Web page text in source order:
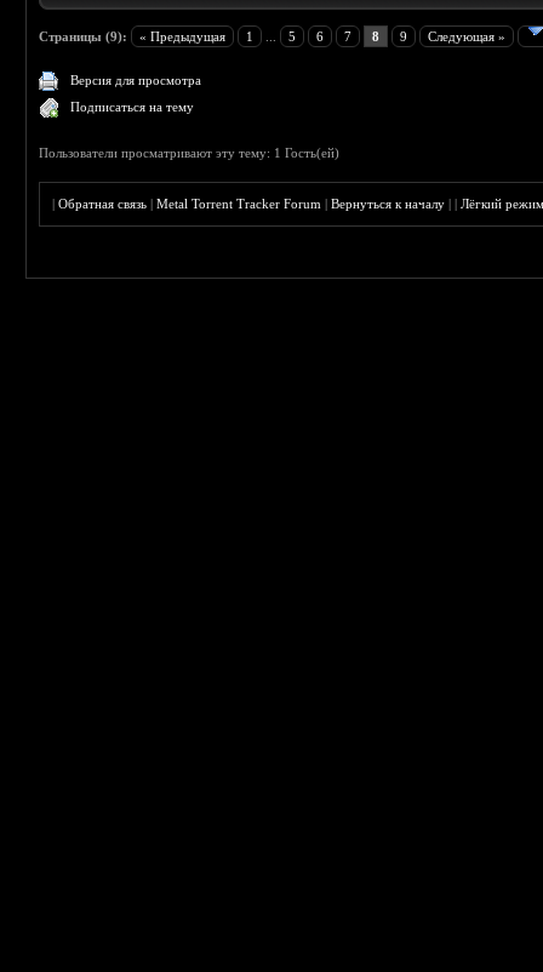
Страницы (9): « Предыдущая 1 5 6 7 8 9 Следующая »
Версия для просмотра
Подписаться на тему
Пользователи просматривают эту тему: 1 Гость(ей)
|Обратная связь |Metal Torrent Tracker Forum |Вернуться к началу ||Лёгкий